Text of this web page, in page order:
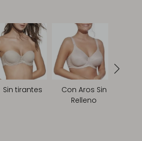
Sin tirantes
Con Aros Sin
Relleno